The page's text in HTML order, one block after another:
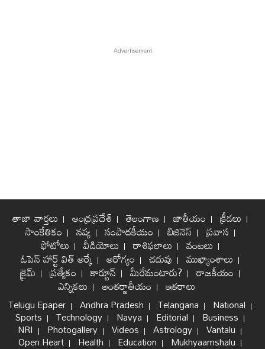
తాజా వార్తలు ఆంధ్రప్రదేశ్ తెలంగాణ జాతీయం క్రీడలు
సాంకేతికం నవ్య సంపాదకీయం బిజినెస్ ప్రవాస
ఫోటోలు వీడియోలు రాశిఫలాలు వంటలు
ఓపెన్ హార్ట్ విత్ ఆర్కే ఆరోగ్యం చదువు ముఖ్యాంశాలు
క్రైమ్ ప్రత్యేకం కార్టూన్ మీరేమంటారు? రాజకీయం
ఎన్నికలు అంతర్జాతీయం ఇతరాలు
Telugu Epaper Andhra Pradesh Telangana National
Sports Technology Navya Editorial Business
NRI Photogallery Videos Astrology Vantalu
Open Heart Health Education Mukhyaamshalu